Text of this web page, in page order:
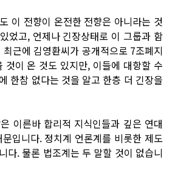
이 전향이 온전한 전향은 아니라는 것
었고, 언제나 긴장상태로 이 그룹과 함
근에 김영환씨가 공개적으로 7조폐지
것이 온 것도 있지만, 이들에 대항할 수
한참 없다는 것을 알고 한층 더 긴장을
이른바 합리적 지식인들과 깊은 연대
입니다. 정치계 언론계를 비롯한 제도
다. 물론 법조계는 두 말할 것이 없습니